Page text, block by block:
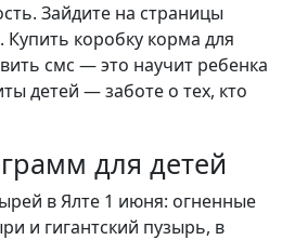
Зайдите на страницы
Купить коробку корма для
смс — это научит ребенка
детей — заботе о тех, кто
для детей
в Ялте 1 июня: огненные
и гигантский пузырь, в